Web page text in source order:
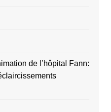
de l’hôpital Fann: